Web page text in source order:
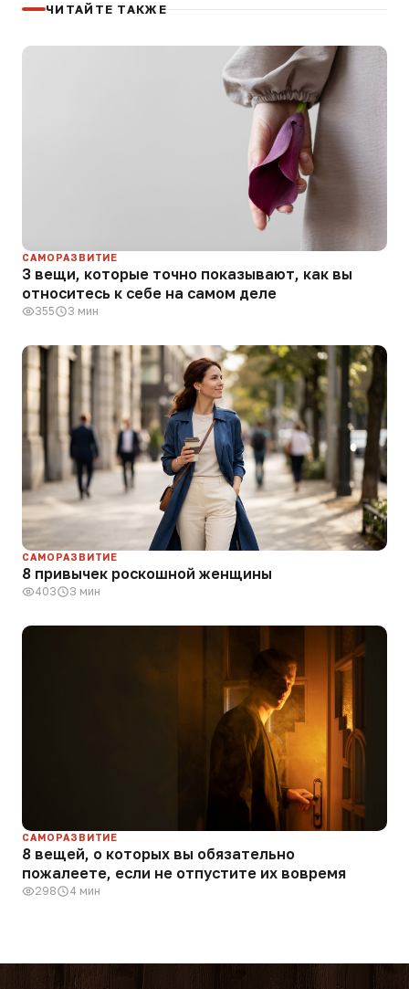
ЧИТАЙТЕ ТАКЖЕ
САМОРАЗВИТИЕ
3 вещи, которые точно показывают, как вы
относитесь к себе на самом деле
355 3 мин
САМОРАЗВИТИЕ
8 привычек роскошной женщины
403 3 мин
САМОРАЗВИТИЕ
8 вещей, о которых вы обязательно
пожалеете, если не отпустите их вовремя
298 4 мин